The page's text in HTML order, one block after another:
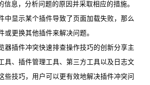
息，分析问题的原因并采取相应的措施。
中显示某个插件导致了页面加载失败，那么
或更换其他插件来解决问题。
器插件冲突快速排查操作技巧的创新分享主
具、插件管理工具、第三方工具以及日志文
些技巧，用户可以更有效地解决插件冲突问